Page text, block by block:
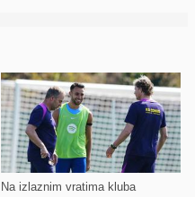
Na izlaznim vratima kluba